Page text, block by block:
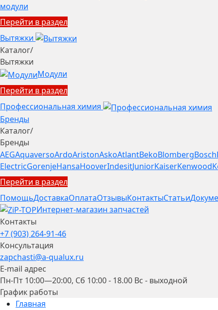
модули
Перейти в раздел
Вытяжки
Каталог/
Вытяжки
Модули
Перейти в раздел
Профессиональная химия
Бренды
Каталог/
Бренды
AEGAquaversoArdoAristonAskoAtlantBekoBlombergBosch
ElectricGorenjeHansaHooverIndesitJuniorKaiserKenwood
Перейти в раздел
ПомощьДоставкаОплатаОтзывыКонтактыСтатьи
Интернет-магазин запчастей
Контакты
+7 (903) 264-91-46
Консультация
zapchasti@a-qualux.ru
E-mail адрес
Пн-Пт 10:00—20:00, Сб 10:00 - 18.00 Вс - выходной
График работы
Главная